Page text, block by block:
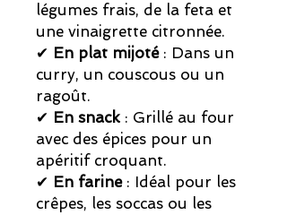
légumes frais, de la feta et
une vinaigrette citronnée.
✔ En plat mijoté: Dans un
curry, un couscous ou un
ragoût.
✔ En snack : Grillé au four
avec des épices pour un
apéritif croquant.
✔ En farine: Idéal pour les
crêpes, les soccas ou les